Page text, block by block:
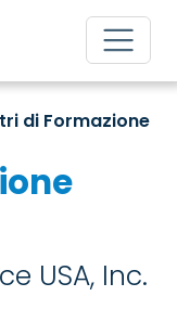
di Formazione
USA, Inc.